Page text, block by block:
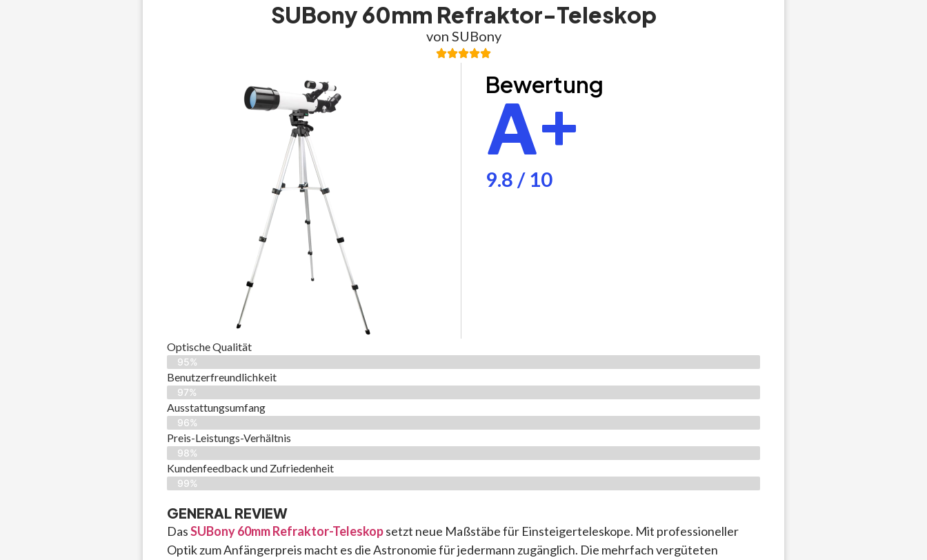
SUBony 60mm Refraktor-Teleskop
von SUBony
Bewertung
A+
9.8 / 10
Optische Qualität
95%
Benutzerfreundlichkeit
97%
Ausstattungsumfang
96%
Preis-Leistungs-Verhältnis
98%
Kundenfeedback und Zufriedenheit
99%
GENERAL REVIEW
DasSUBony 60mm Refraktor-Teleskopsetzt neue Maßstäbe für Einsteigerteleskope. Mit professioneller
Optik zum Anfängerpreis macht es die Astronomie für jedermann zugänglich. Die mehrfach vergüteten